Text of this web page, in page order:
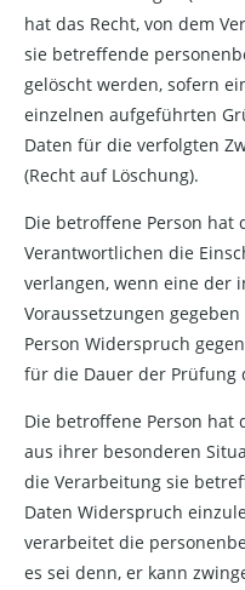
hat das Recht, von dem
sie betreffende
gelöscht werden, sofern
einzelnen aufgeführten
Daten für die verfolgten
(Recht auf Löschung).
Die betroffene Person hat
Verantwortlichen die
verlangen, wenn eine der
Voraussetzungen
Person Widerspruch
für die Dauer der Prüfung
Die betroffene Person hat
aus ihrer besonderen
die Verarbeitung sie
Daten Widerspruch
verarbeitet die
es sei denn, er kann